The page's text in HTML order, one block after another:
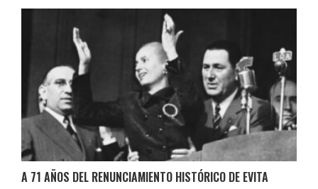
A 71 AÑOS DEL RENUNCIAMIENTO HISTÓRICO DE EVITA